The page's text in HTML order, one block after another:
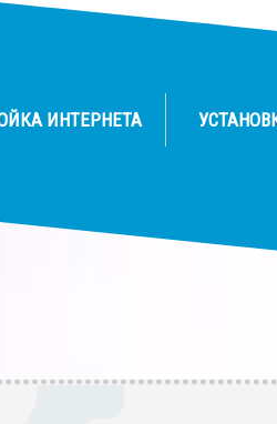
ИНТЕРНЕТА